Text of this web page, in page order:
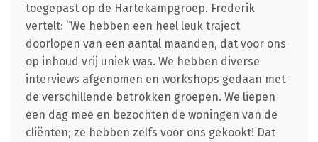
toegepast op de Hartekampgroep. Frederik
vertelt: “We hebben een heel leuk traject
doorlopen van een aantal maanden, dat voor ons
op inhoud vrij uniek was. We hebben diverse
interviews afgenomen en workshops gedaan met
de verschillende betrokken groepen. We liepen
een dag mee en bezochten de woningen van de
cliënten; ze hebben zelfs voor ons gekookt! Dat